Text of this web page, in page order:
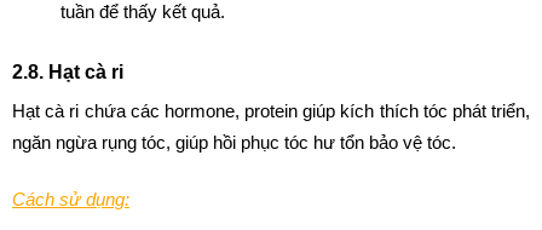
tuần để thấy kết quả.
2.8. Hạt cà ri
Hạt cà ri chứa các hormone, protein giúp kích thích tóc phát triển,
ngăn ngừa rụng tóc, giúp hồi phục tóc hư tổn bảo vệ tóc.
Cách sử dụng: